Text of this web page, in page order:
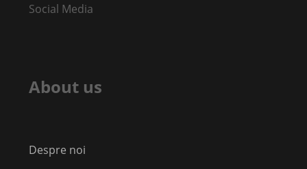
Social Media
About us
Despre noi